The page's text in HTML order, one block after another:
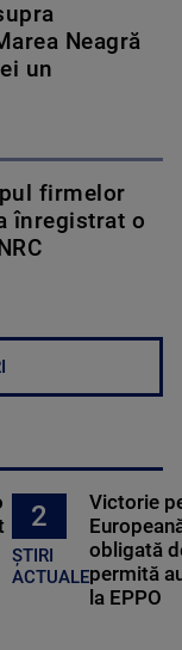
Neagră
un
firmelor
înregistrat o
2
ȘTIRI
ACTUALE
Victorie
obligată
permită
la EPPO